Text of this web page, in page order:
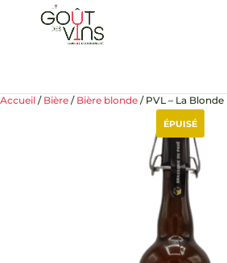
Accueil / Bière / Bière blonde / PVL – La Blonde
ÉPUISÉ